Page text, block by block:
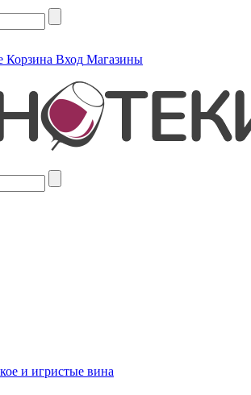
Корзина Вход Магазины
и игристые вина